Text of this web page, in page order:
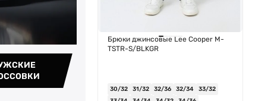
Брюки джинсовые Lee Cooper M-
TSTR-S/BLKGR
30/32 31/32 32/36 32/34
33/32